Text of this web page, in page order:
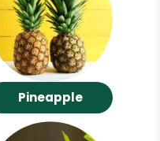
Pineapple